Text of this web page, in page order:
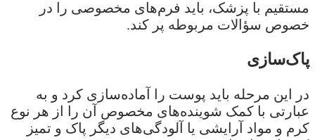
مستقیم با پزشک، باید فرم‌های مخصوصی را در
خصوص سؤالات مربوطه پر کند.
پاک‌سازی
در این مرحله باید پوست را آماده‌سازی کرد و به
عبارتی با کمک شوینده‌های مخصوص آن را از هر نوع
کرم و مواد آرایشی یا آلودگی‌های دیگر پاک و تمیز